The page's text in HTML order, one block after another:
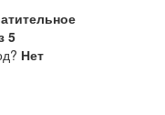
5
Нет